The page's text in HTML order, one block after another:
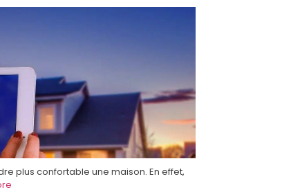
plus confortable une maison. En effet,